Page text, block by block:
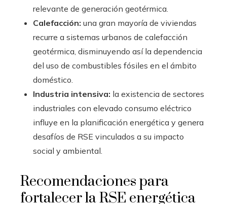
relevante de generación geotérmica.
Calefacción: una gran mayoría de viviendas
recurre a sistemas urbanos de calefacción
geotérmica, disminuyendo así la dependencia
del uso de combustibles fósiles en el ámbito
doméstico.
Industria intensiva: la existencia de sectores
industriales con elevado consumo eléctrico
influye en la planificación energética y genera
desafíos de RSE vinculados a su impacto
social y ambiental.
Recomendaciones para
fortalecer la RSE energética